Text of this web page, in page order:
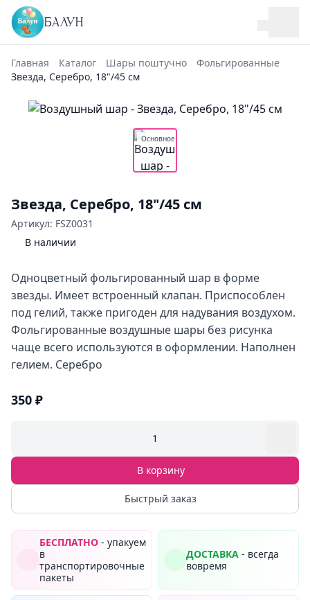
БАЛУН
Главная Каталог Шары поштучно
Фольгированные
Звезда, Серебро, 18"/45 см
Основное
Звезда, Серебро, 18"/45 см
Артикул: FSZ0031
В наличии
Одноцветный фольгированный шар в форме
звезды. Имеет встроенный клапан. Приспособлен
под гелий, также пригоден для надувания воздухом.
Фольгированные воздушные шары без рисунка
чаще всего используются в оформлении. Наполнен
гелием. Серебро
350 ₽
1
В корзину
Быстрый заказ
БЕСПЛАТНО - упакуем
в
транспортировочные
пакеты
ДОСТАВКА - всегда
вовремя